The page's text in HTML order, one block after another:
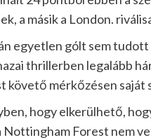
a másik a London.
egyetlen gólt sem tudott
thrillerben legalább
követő mérkőzésen saját
hogy elkerülhető,
Nottingham Forest nem